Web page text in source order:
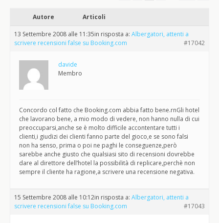
Autore Articoli
13 Settembre 2008 alle 11:35in risposta a: Albergatori, attenti a
scrivere recensioni false su Booking.com
#17042
davide
Membro
Concordo col fatto che Booking.com abbia fatto bene.rnGli hotel
che lavorano bene, a mio modo di vedere, non hanno nulla di cui
preoccuparsi,anche se è molto difficile accontentare tutti i
clienti,i giudizi dei clienti fanno parte del gioco,e se sono falsi
non ha senso, prima o poi ne paghi le conseguenze,però
sarebbe anche giusto che qualsiasi sito di recensioni dovrebbe
dare al direttore dell’hotel la possibilità di replicare,perchè non
sempre il cliente ha ragione,a scrivere una recensione negativa.
15 Settembre 2008 alle 10:12in risposta a: Albergatori, attenti a
scrivere recensioni false su Booking.com
#17043